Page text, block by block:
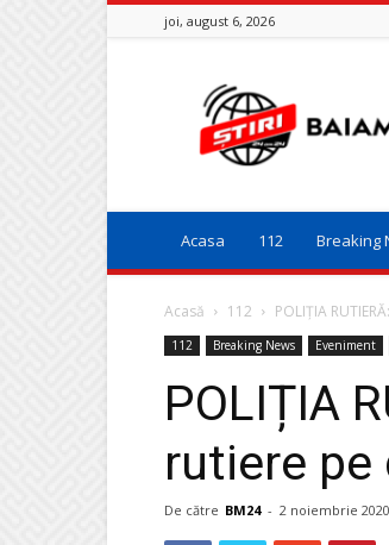
joi, august 6, 2026
Baia
Mare
24
Acasa 112 Breaking
Acasă 112 POLIȚIA
112 Breaking News Eveniment
POLIȚIA
rutiere
De către BM24 - 2 noiembrie 2020